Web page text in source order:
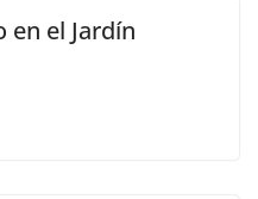
en el Jardín